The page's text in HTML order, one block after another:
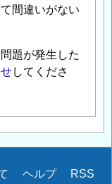
間違いがない
題が発生した
してくださ
ヘルプ RSS